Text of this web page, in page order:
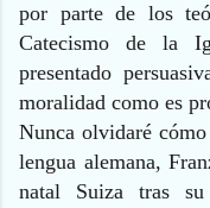
por parte de los
Catecismo de la
presentado
moralidad como es
Nunca olvidaré
lengua alemana,
natal Suiza tras